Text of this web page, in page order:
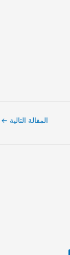
المقالة التالية ←